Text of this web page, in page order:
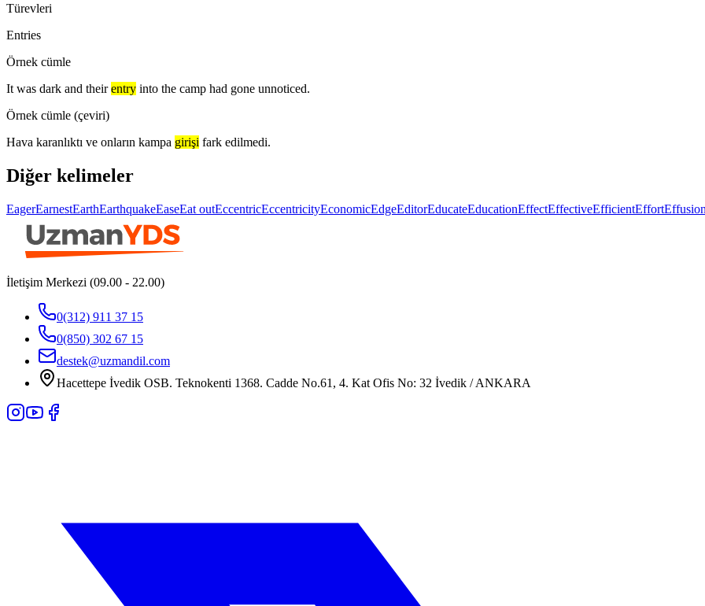
Türevleri
Entries
Örnek cümle
It was dark and their entry into the camp had gone unnoticed.
Örnek cümle (çeviri)
Hava karanlıktı ve onların kampa girişi fark edilmedi.
Diğer kelimeler
EagerEarnestEarthEarthquakeEaseEat outEccentricEccentricityEconomicEdgeEditorEducateEducationEffectEffectiveEfficientEffortEffusion
İletişim Merkezi (09.00 - 22.00)
0(312) 911 37 15
0(850) 302 67 15
destek@uzmandil.com
Hacettepe İvedik OSB. Teknokenti 1368. Cadde No.61, 4. Kat Ofis No: 32 İvedik / ANKARA